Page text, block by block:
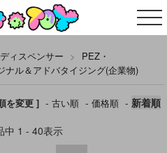
ィスペンサー >
PEZ・
ナル＆アドバタイジング(企業物)
を変更 ] - 古い順 - 価格順 - 新着順
中 1 - 40表示